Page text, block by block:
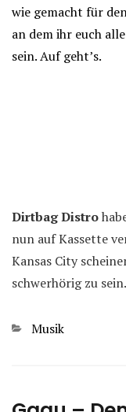
wie gemacht für
an dem ihr euch
sein. Auf geht’s.
Dirtbag Distro
nun auf Kassette
Kansas City
schwerhörig zu sein.
Kategorien
Musik